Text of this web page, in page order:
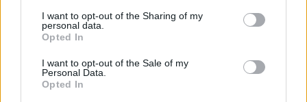
I want to opt-out of the Sharing of my
personal data.
Opted In
I want to opt-out of the Sale of my
Personal Data.
Opted In
agenzia delle entrate
13.410 euro
2023-03-30
esenzioni fiscali e crediti d'imposta adottati a